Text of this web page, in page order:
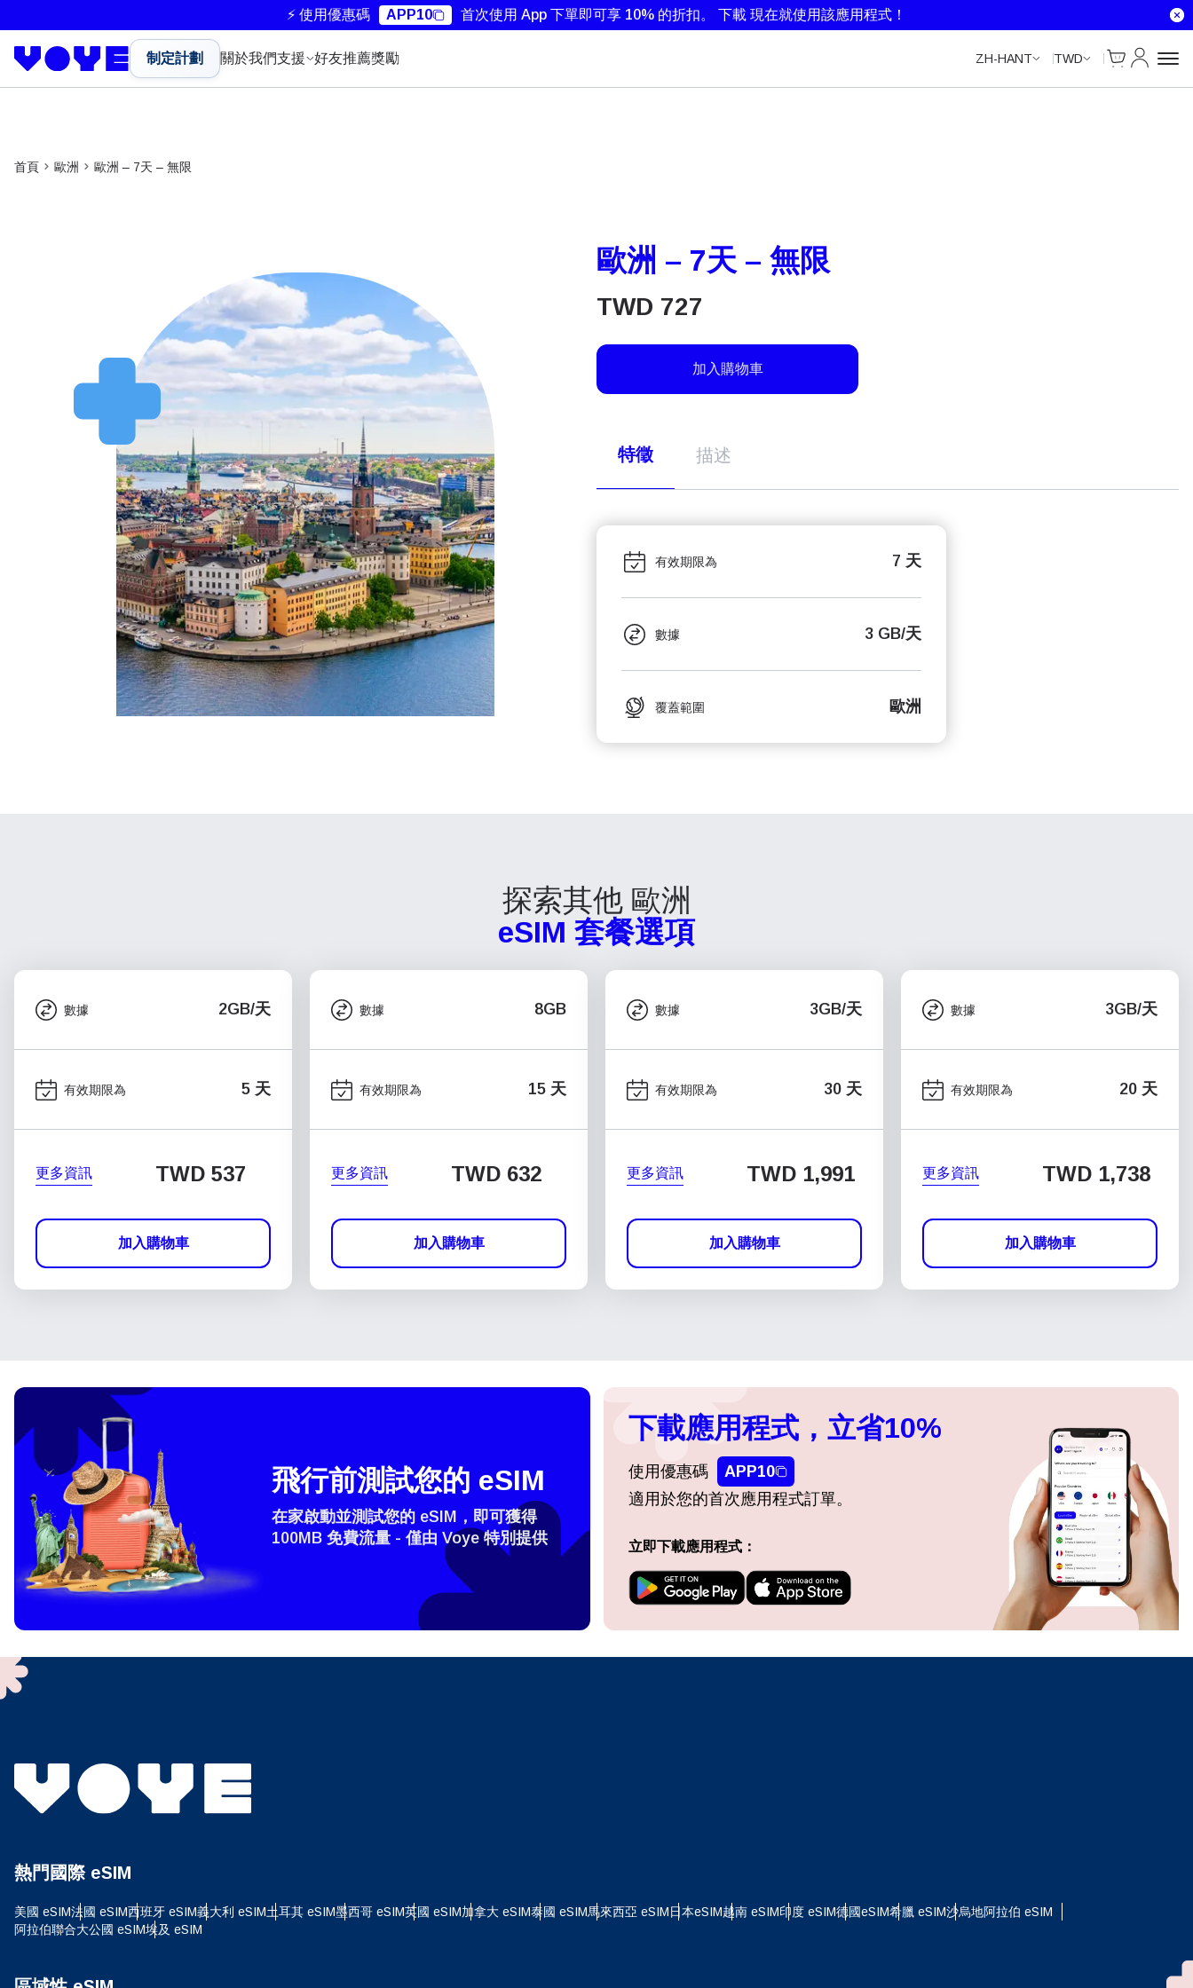
⚡ 使用優惠碼 APP10 首次使用 App 下單即可享 10% 的折扣。 下載 現在就使用該應用程式！
制定計劃 關於我們支援 好友推薦獎勵 ZH-HANT TWD
Cart
我的帳戶
首頁 歐洲 歐洲 – 7天 – 無限
歐洲 – 7天 – 無限
TWD 727
加入購物車
特徵 描述
有效期限為 7 天
數據 3 GB/天
覆蓋範圍 歐洲
探索其他 歐洲
eSIM 套餐選項
數據 2GB/天
有效期限為 5 天
更多資訊 TWD 537
加入購物車
數據 8GB
有效期限為 15 天
更多資訊 TWD 632
加入購物車
數據 3GB/天
有效期限為 30 天
更多資訊 TWD 1,991
加入購物車
數據 3GB/天
有效期限為 20 天
更多資訊 TWD 1,738
加入購物車
How do I get my eSim?
To get your eSIM, start by checking if your device supports eSIM
They will provide you with a QR code or activation details that you can scan
飛行前測試您的 eSIM
在家啟動並測試您的 eSIM，即可獲得
100MB 免費流量 - 僅由 Voye 特別提供
下載應用程式，立省10%
使用優惠碼
APP10
適用於您的首次應用程式訂單。
立即下載應用程式：
熱門國際 eSIM
美國 eSIM法國 eSIM西班牙 eSIM義大利 eSIM土耳其 eSIM墨西哥 eSIM英國 eSIM加拿大 eSIM泰國 eSIM馬來西亞 eSIM日本eSIM越南 eSIM印度 eSIM德國eSIM希臘 eSIM沙烏地阿拉伯 eSIM
阿拉伯聯合大公國 eSIM埃及 eSIM
登入或註冊